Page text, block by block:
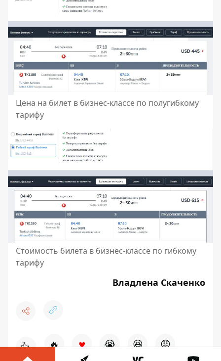
Цена на билет в бизнес-классе по полугибкому
тарифу
Стоимость билета в бизнес-классе по гибкому
тарифу
Владлена Скаченко
👍 🔥 ♥ 😭 😆 😡